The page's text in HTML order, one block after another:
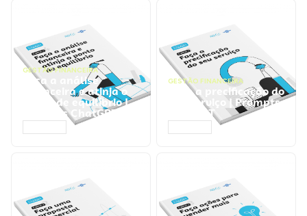
GESTÃO FINANCEIRA
Faça a análise
financeira e atinja o
ponto de equilíbrio |
Prompts ChatGPT
GESTÃO FINANCEIRA
Faça a precificação do
seu serviço | Prompts
ChatGPT